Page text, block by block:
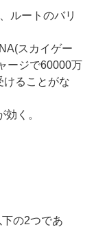
ルートのバリ
スカイゲー
ージで60000万
けることがな
く。
の2つであ